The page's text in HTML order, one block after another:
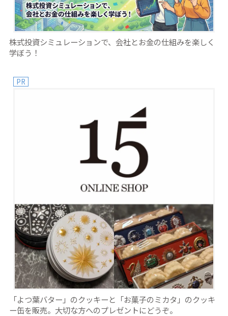
株式投資シミュレーションで、会社とお金の仕組みを楽しく
学ぼう！
PR
「よつ葉バター」のクッキーと「お菓子のミカタ」のクッキ
ー缶を販売。大切な方へのプレゼントにどうぞ。